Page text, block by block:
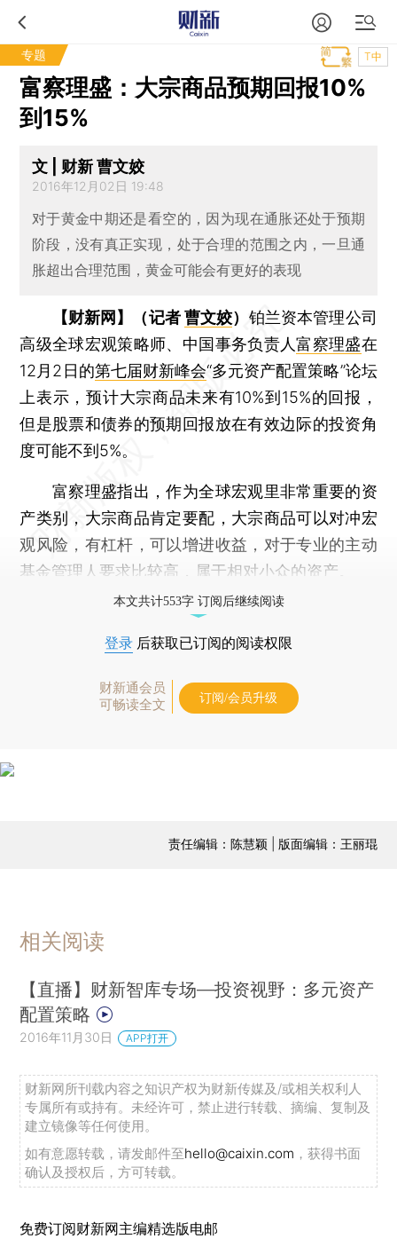
专题 T中
富察理盛：大宗商品预期回报10%
到15%
文 | 财新 曹文姣
2016年12月02日 19:48
对于黄金中期还是看空的，因为现在通胀还处于预期
阶段，没有真正实现，处于合理的范围之内，一旦通
胀超出合理范围，黄金可能会有更好的表现
【财新网】（记者曹文姣） 铂兰资本管理公司
高级全球宏观策略师、中国事务负责人富察理盛在
12月2日的第七届财新峰会“多元资产配置策略”论坛
上表示，预计大宗商品未来有10%到15%的回报，
但是股票和债券的预期回报放在有效边际的投资角
度可能不到5%。
富察理盛指出，作为全球宏观里非常重要的资
产类别，大宗商品肯定要配，大宗商品可以对冲宏
观风险，有杠杆，可以增进收益，对于专业的主动
基金管理人要求比较高，属于相对小众的资产。
本文共计553字 订阅后继续阅读
登录 后获取已订阅的阅读权限
财新通会员
可畅读全文
订阅/会员升级
责任编辑：陈慧颖 | 版面编辑：王丽琨
相关阅读
【直播】财新智库专场—投资视野：多元资产
配置策略
2016年11月30日 APP打开
财新网所刊载内容之知识产权为财新传媒及/或相关权利人
专属所有或持有。未经许可，禁止进行转载、摘编、复制及
建立镜像等任何使用。
如有意愿转载，请发邮件至hello@caixin.com ，获得书面
确认及授权后，方可转载。
免费订阅财新网主编精选版电邮